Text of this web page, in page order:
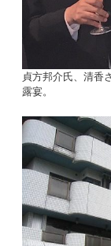
貞方邦介氏、清香
露宴。